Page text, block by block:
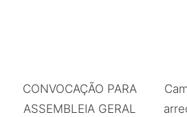
CONVOCAÇÃO PARA
ASSEMBLEIA GERAL